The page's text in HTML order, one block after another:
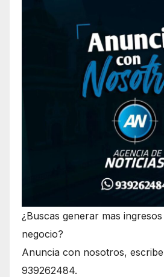
¿Buscas generar mas
negocio?
Anuncia con nosotros,
939262484.